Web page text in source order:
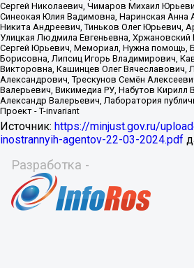
Источник: https://minjust.gov.ru/
inostrannyih-agentov-22-03-2024.pdf
Разработка -